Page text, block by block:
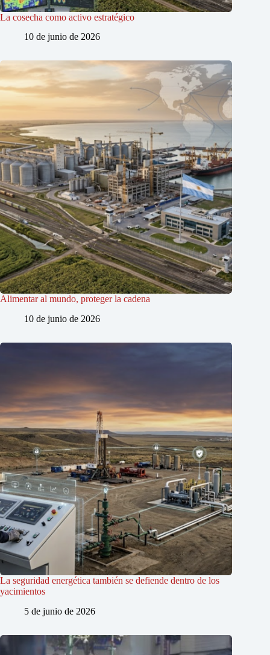
La cosecha como activo estratégico
10 de junio de 2026
Alimentar al mundo, proteger la cadena
10 de junio de 2026
La seguridad energética también se defiende dentro de los
yacimientos
5 de junio de 2026